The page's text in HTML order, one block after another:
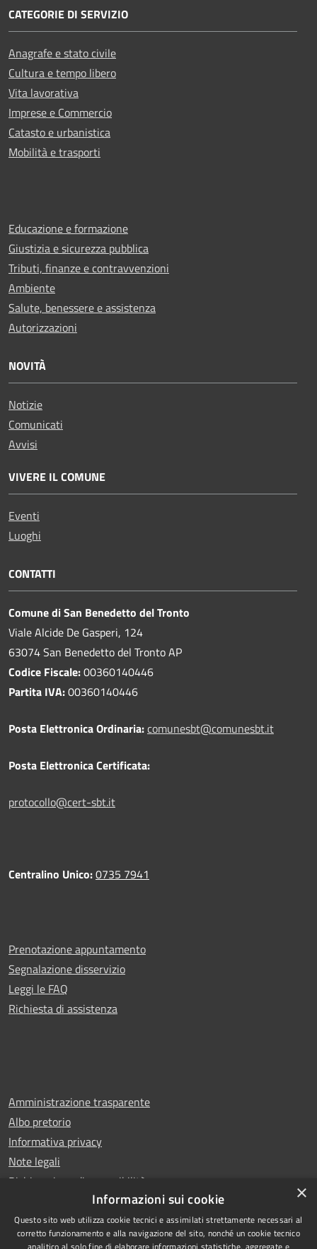
CATEGORIE DI SERVIZIO
Anagrafe e stato civile
Cultura e tempo libero
Vita lavorativa
Imprese e Commercio
Catasto e urbanistica
Mobilità e trasporti
Educazione e formazione
Giustizia e sicurezza pubblica
Tributi, finanze e contravvenzioni
Ambiente
Salute, benessere e assistenza
Autorizzazioni
NOVITÀ
Notizie
Comunicati
Avvisi
VIVERE IL COMUNE
Eventi
Luoghi
CONTATTI
Comune di San Benedetto del Tronto
Viale Alcide De Gasperi, 124
63074 San Benedetto del Tronto AP
Codice Fiscale:00360140446
Partita IVA:00360140446
Posta Elettronica Ordinaria:comunesbt@comunesbt.it
Posta Elettronica Certificata:
protocollo@cert-sbt.it
Centralino Unico:0735 7941
Prenotazione appuntamento
Segnalazione disservizio
Leggi le FAQ
Richiesta di assistenza
Amministrazione trasparente
Albo pretorio
Informativa privacy
Note legali
Dichiarazione di accessibilità
×
Informazioni sui cookie
Questo sito web utilizza cookie tecnici e assimilati strettamente necessari al
corretto funzionamento e alla navigazione del sito, nonché un cookie tecnico